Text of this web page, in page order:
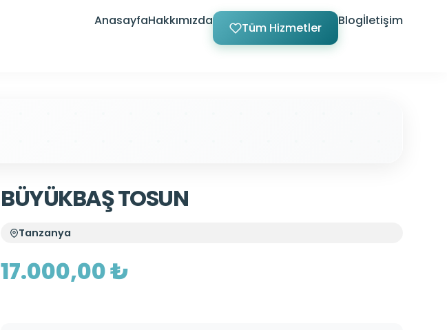
AnasayfaHakkımızda Tüm Hizmetler Blogİletişim
BÜYÜKBAŞ TOSUN
Tanzanya
17.000,00 ₺